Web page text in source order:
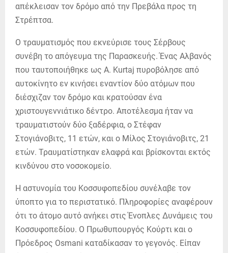
απέκλεισαν τον δρόμο από την Πρεβάλα προς τη
Στρέπτσα.
Ο τραυματισμός που εκνεύρισε τους Σέρβους
συνέβη το απόγευμα της Παρασκευής. Ένας Αλβανός
που ταυτοποιήθηκε ως A. Kurtaj πυροβόλησε από
αυτοκίνητο εν κινήσει εναντίον δύο ατόμων που
διέσχιζαν τον δρόμο και κρατούσαν ένα
χριστουγεννιάτικο δέντρο. Αποτέλεσμα ήταν να
τραυματιστούν δύο ξαδέρφια, ο Στέφαν
Στογιάνοβιτς, 11 ετών, και ο Μίλος Στογιάνοβιτς, 21
ετών. Τραυματίστηκαν ελαφρά και βρίσκονται εκτός
κινδύνου στο νοσοκομείο.
Η αστυνομία του Κοσσυφοπεδίου συνέλαβε τον
ύποπτο για το περιστατικό. Πληροφορίες αναφέρουν
ότι το άτομο αυτό ανήκει στις Ένοπλες Δυνάμεις του
Κοσσυφοπεδίου. Ο Πρωθυπουργός Κούρτι και ο
Πρόεδρος Osmani καταδίκασαν το γεγονός. Είπαν